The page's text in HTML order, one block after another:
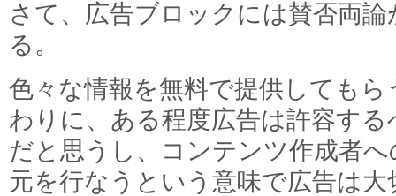
さて、広告ブロックには賛否両論
る。
色々な情報を無料で提供してもら
わりに、ある程度広告は許容する
だと思うし、コンテンツ作成者へ
元を行なうという意味で広告は大